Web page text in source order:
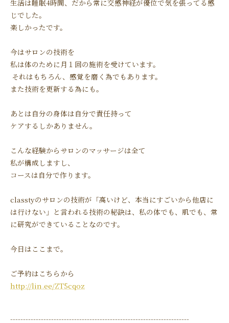
生活は睡眠4時間、だから常に交感神経が優位で気を張ってる感
じでした。
楽しかったです。
今はサロンの技術を
私は体のために月１回の施術を受けています。
それはもちろん、感覚を磨く為でもあります。
また技術を更新する為にも。
あとは自分の身体は自分で責任持って
ケアするしかありません。
こんな経験からサロンのマッサージは全て
私が構成しますし、
コースは自分で作ります。
classtyのサロンの技術が「高いけど、本当にすごいから他店に
は行けない」と言われる技術の秘訣は、私の体でも、肌でも、常
に研究ができていることなのです。
今日はここまで。
ご予約はこちらから
http://lin.ee/ZT5cqoz
----------------------------------------------------------------------